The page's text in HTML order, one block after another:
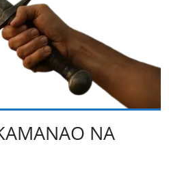
NA